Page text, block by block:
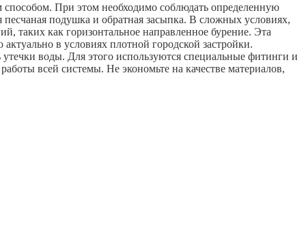
При этом необходимо соблюдать определенную
подушка и обратная засыпка. В сложных условиях,
таких как горизонтальное направленное бурение. Эта
в условиях плотной городской застройки.
воды. Для этого используются специальные фитинги и
всей системы. Не экономьте на качестве материалов,